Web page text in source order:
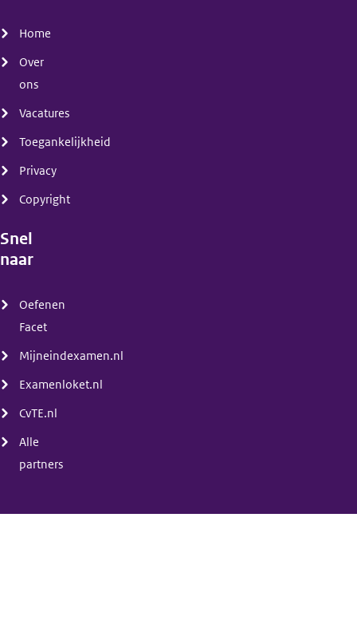
Home
Over
ons
Vacatures
Toegankelijkheid
Privacy
Copyright
Snel
naar
Oefenen
Facet
Mijneindexamen.nl
Examenloket.nl
CvTE.nl
Alle
partners